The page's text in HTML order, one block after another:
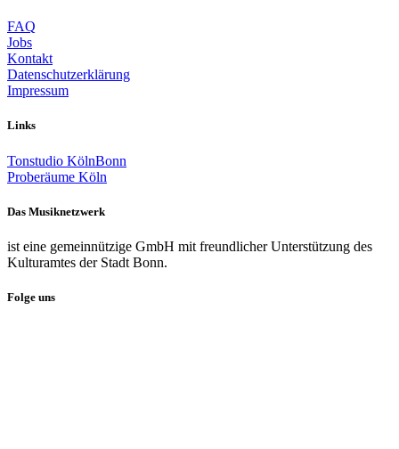
FAQ
Jobs
Kontakt
Datenschutzerklärung
Impressum
Links
Tonstudio KölnBonn
Proberäume Köln
Das Musiknetzwerk
ist eine gemeinnützige GmbH mit freundlicher Unterstützung des
Kulturamtes der Stadt Bonn.
Folge uns